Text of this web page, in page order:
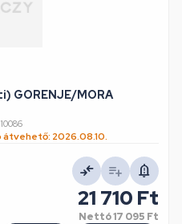
GORENJE/MORA
2026.08.10.
21 710 Ft
Nettó17 095 Ft